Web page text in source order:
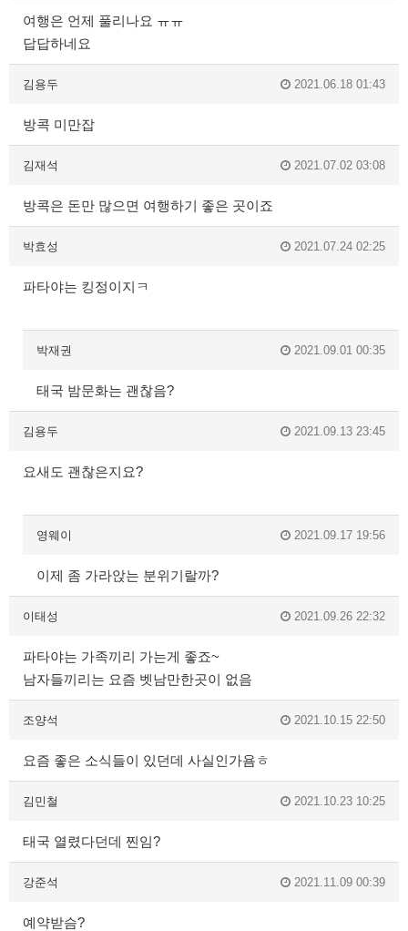
여행은 언제 풀리나요 ㅠㅠ
답답하네요
김용두 2021.06.18 01:43
방콕 미만잡
김재석 2021.07.02 03:08
방콕은 돈만 많으면 여행하기 좋은 곳이죠
박효성 2021.07.24 02:25
파타야는 킹정이지ㅋ
박재권 2021.09.01 00:35
태국 밤문화는 괜찮음?
김용두 2021.09.13 23:45
요새도 괜찮은지요?
영웨이 2021.09.17 19:56
이제 좀 가라앉는 분위기랄까?
이태성 2021.09.26 22:32
파타야는 가족끼리 가는게 좋죠~
남자들끼리는 요즘 벳남만한곳이 없음
조양석 2021.10.15 22:50
요즘 좋은 소식들이 있던데 사실인가욤ㅎ
김민철 2021.10.23 10:25
태국 열렸다던데 찐임?
강준석 2021.11.09 00:39
예약받슴?